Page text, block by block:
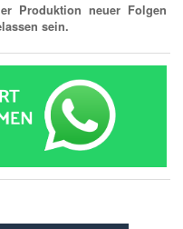
Produktion neuer Folgen
sein.